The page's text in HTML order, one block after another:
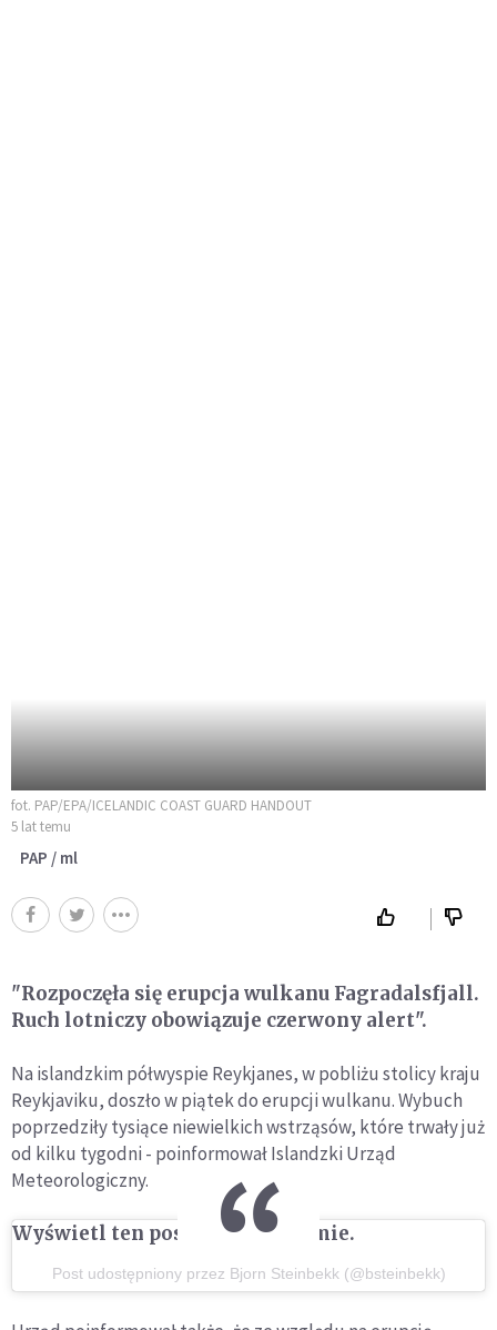
fot. PAP/EPA/ICELANDIC COAST GUARD HANDOUT
5 lat temu
PAP / ml
"Rozpoczęła się erupcja wulkanu Fagradalsfjall.
Ruch lotniczy obowiązuje czerwony alert".
Na islandzkim półwyspie Reykjanes, w pobliżu stolicy kraju
Reykjaviku, doszło w piątek do erupcji wulkanu. Wybuch
poprzedziły tysiące niewielkich wstrząsów, które trwały już
od kilku tygodni - poinformował Islandzki Urząd
Meteorologiczny.
Wyświetl ten post na Instagramie.
Post udostępniony przez Bjorn Steinbekk (@bsteinbekk)